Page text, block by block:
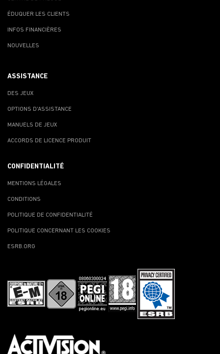
ÉDUQUER LES CLIENTS
INFOS FINANCIÈRES
NOUVELLES
ASSISTANCE
DES JEUX
OPTIONS D'ASSISTANCE
MANUELS DE JEUX
ACCORDS DE LICENCE PRODUIT
CONFIDENTIALITÉ
MENTIONS LÉGALES
CONDITIONS
POLITIQUE DE CONFIDENTIALITÉ
POLITIQUE CONCERNANT LES COOKIES
ESRB.ORG